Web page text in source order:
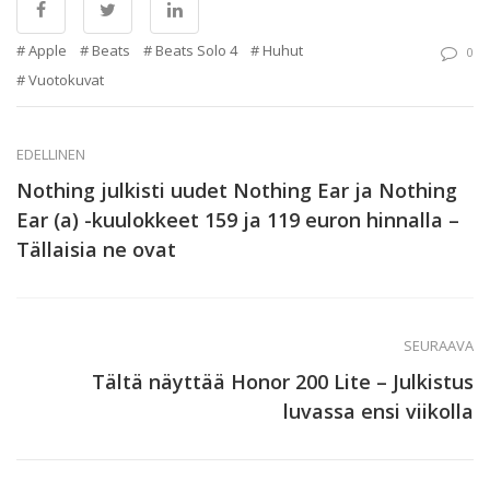
Apple Beats Beats Solo 4
Huhut
Vuotokuvat
0
EDELLINEN
Nothing julkisti uudet Nothing Ear ja Nothing
Ear (a) -kuulokkeet 159 ja 119 euron hinnalla –
Tällaisia ne ovat
SEURAAVA
Tältä näyttää Honor 200 Lite – Julkistus
luvassa ensi viikolla